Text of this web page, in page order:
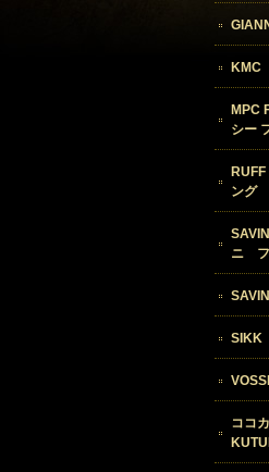
KMC
MPC
シー
ング
ニ フ
SIKK
ココ